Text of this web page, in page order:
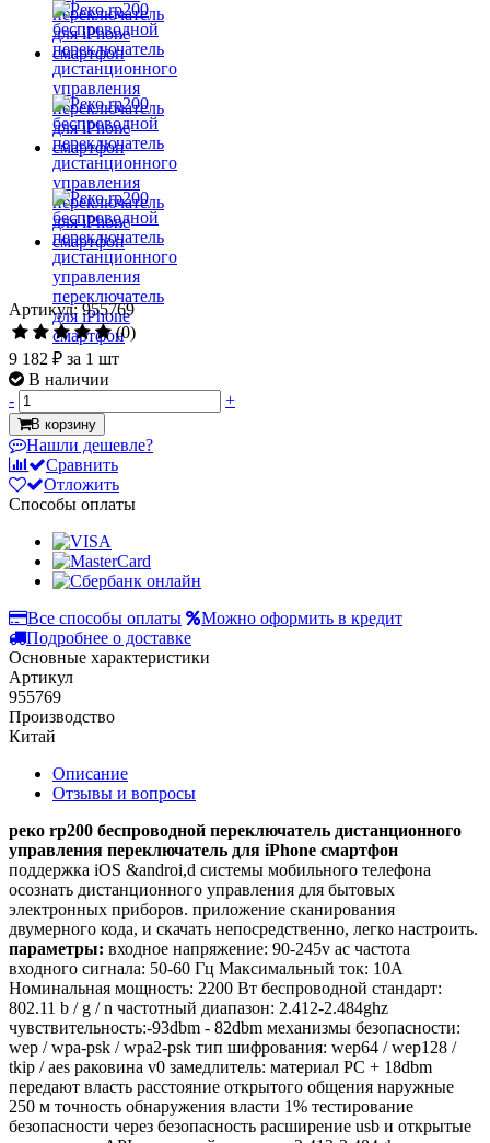
Артикул: 955769
(0)
9 182 ₽ за 1 шт
В наличии
-
+
В корзину
Нашли дешевле?
Сравнить
Отложить
Способы оплаты
Все способы оплаты
Можно оформить в кредит
Подробнее о доставке
Основные характеристики
Артикул
955769
Производство
Китай
Описание
Отзывы и вопросы
реко rp200 беспроводной переключатель дистанционного
управления переключатель для iPhone смартфон
поддержка iOS &androi,d системы мобильного телефона
осознать дистанционного управления для бытовых
электронных приборов. приложение сканирования
двумерного кода, и скачать непосредственно, легко настроить.
параметры: входное напряжение: 90-245v ac частота
входного сигнала: 50-60 Гц Максимальный ток: 10А
Номинальная мощность: 2200 Вт беспроводной стандарт:
802.11 b / g / n частотный диапазон: 2.412-2.484ghz
чувствительность:-93dbm - 82dbm механизмы безопасности:
wep / wpa-psk / wpa2-psk тип шифрования: wep64 / wep128 /
tkip / aes раковина v0 замедлитель: материал PC + 18dbm
передают власть расстояние открытого общения наружные
250 м точность обнаружения власти 1% тестирование
безопасности через безопасность расширение usb и открытые